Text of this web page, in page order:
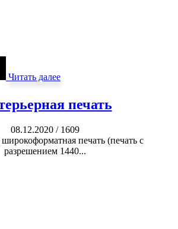
Читать далее
печать
08.12.2020 / 1609
печать (печать с
разрешением 1440...